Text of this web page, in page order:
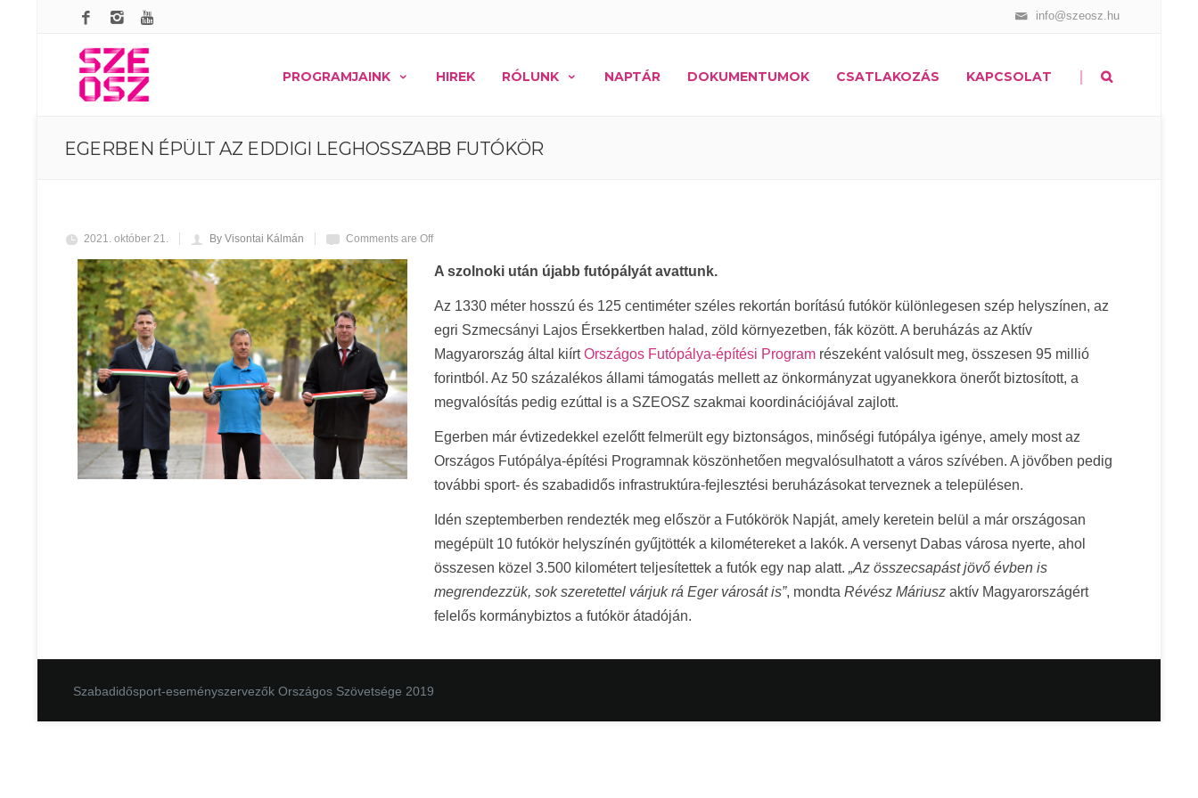
info@szeosz.hu
PROGRAMJAINK HIREK RÓLUNK NAPTÁR DOKUMENTUMOK CSATLAKOZÁS KAPCSOLAT |
EGERBEN ÉPÜLT AZ EDDIGI LEGHOSSZABB FUTÓKÖR
2021. október 21. By Visontai Kálmán Comments are Off
A szolnoki után újabb futópályát avattunk.
Az 1330 méter hosszú és 125 centiméter széles rekortán borítású futókör különlegesen szép helyszínen, az
egri Szmecsányi Lajos Érsekkertben halad, zöld környezetben, fák között. A beruházás az Aktív
Magyarország által kiírtOrszágos Futópálya-építési Program részeként valósult meg, összesen 95 millió
forintból. Az 50 százalékos állami támogatás mellett az önkormányzat ugyanekkora önerőt biztosított, a
megvalósítás pedig ezúttal is a SZEOSZ szakmai koordinációjával zajlott.
Egerben már évtizedekkel ezelőtt felmerült egy biztonságos, minőségi futópálya igénye, amely most az
Országos Futópálya-építési Programnak köszönhetően megvalósulhatott a város szívében. A jövőben pedig
további sport- és szabadidős infrastruktúra-fejlesztési beruházásokat terveznek a településen.
Idén szeptemberben rendezték meg először a Futókörök Napját, amely keretein belül a már országosan
megépült 10 futókör helyszínén gyűjtötték a kilométereket a lakók. A versenyt Dabas városa nyerte, ahol
összesen közel 3.500 kilométert teljesítettek a futók egy nap alatt. „Az összecsapást jövő évben is
megrendezzük, sok szeretettel várjuk rá Eger városát is”, mondta Révész Máriusz aktív Magyarországért
felelős kormánybiztos a futókör átadóján.
Szabadidősport-eseményszervezők Országos Szövetsége 2019